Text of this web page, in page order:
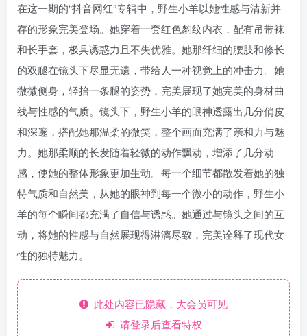
在这一期的“抖音网红”专辑中，野生小羊以她性感与清新并
存的形象完美登场。她穿着一套红色豹纹内衣，配有吊带袜
和长手套，极具诱惑力且不失优雅。她那纤细的腰肢和修长
的双腿在镜头下尽显无遗，带给人一种视觉上的冲击力。她
微微侧身，轻抬一条腿的姿势，完美展现了她完美的身材曲
线与性感的气质。镜头下，野生小羊的眼神透露出几分俏皮
和深邃，搭配她那温柔的微笑，整个画面充满了亲和力与魅
力。她那柔顺的长发随着轻微的动作飘动，增添了几分动
感，使她的整体形象更加生动。每一个细节都散发着她的独
特气质和自然美，从她的眼神到每一个微小的动作，野生小
羊的每个瞬间都充满了自信与诱惑。她通过与镜头之间的互
动，将她的性感与自然展现得淋漓尽致，完美诠释了现代女
性的独特魅力。
此处内容已隐藏，大会员可见
请登录后查看特权